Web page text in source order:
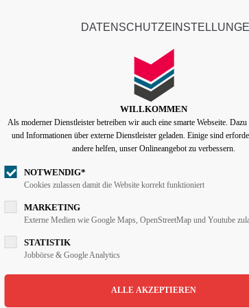
/ 365days
support for our customers
8:00am - 5:00pm (GMT +1)
Get in
Cybersteel Inc.
San Francisco,
Have any
WILLKOMMEN
Als moderner Dienstleister betreiben wir auch eine smarte Webseite.
und Informationen über externe Dienstleister geladen. Einige sind
andere helfen, unser Onlineangebot zu verbessern.
NOTWENDIG*
Cookies zulassen damit die Website korrekt funktioniert
MARKETING
Externe Medien wie Google Maps, OpenStreetMap und Youtube
STATISTIK
Jobbörse & Google Analytics